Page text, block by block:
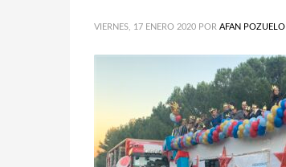
VIERNES, 17 ENERO 2020 POR AFAN POZUELO